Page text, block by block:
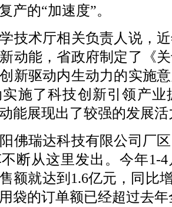
产的“加速度”。
术厅相关负责人说，近
动能，省政府制定了《
新驱动内生动力的实施
施了科技创新引领产业
能展现出了较强的发展活
瑞达科技有限公司厂区
断从这里发出。今年1-
额就达到1.6亿元，同比
袋的订单额已经超过去